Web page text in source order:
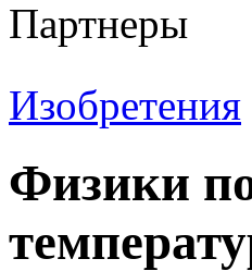
Партнеры
Изобретения
Физики